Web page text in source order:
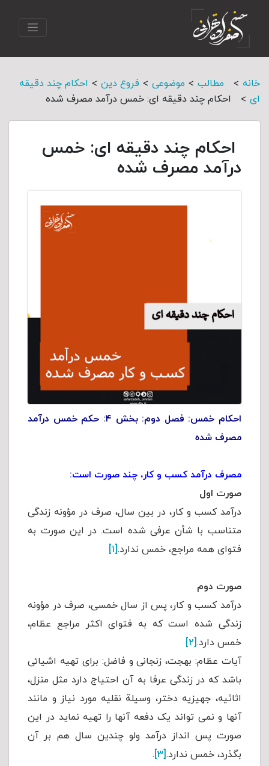
خانه > مطالب > موضوعی > فروع دین > احکام چند دقیقه
ای > احکام چند دقیقه ای: خمس درآمد مصرف شده
احکام چند دقیقه ای: خمس
درآمد مصرف شده
احکام خمس:
فصل دوم: بخش ۴: حکم خمس درآمد
مصرف شده
مصرف درآمد کسب و کار، چند صورت است:
صورت اول
درآمد کسب و کار، در بین سال، صرف در مؤونه زندگی
متناسب با شأن عرفی شده است. در این صورت به
فتوای همه مراجع، خمس ندارد.[۱]
صورت دوم
درآمد کسب و کار، پس از سال خمسی، صرف در مؤونه
زندگی شده است که به فتوای اکثر مراجع عظام،
خمس دارد.[۲]
آیات عظام: بهجت، زنجانی و فاضل: برای تهیه اشیائی
باشد که در زندگی عرفا به آن احتیاج دارد مثل منزل،
اثاثیه، جهیزیه دختر، وسیلة نقلیه مورد نیاز و مانند
آنها و نمی تواند یک دفعه آنها را تهیه نماید در این
صورت پس انداز درآمد ولو چندین سال هم بر آن
بگذرد، خمس ندارد.[۳]
.